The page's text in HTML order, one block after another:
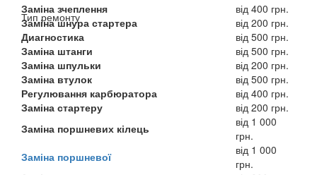
Тип ремонту
Заміна зчеплення
від 400 грн.
Заміна шнура стартера
від 200 грн.
Диагностика
від 500 грн.
Заміна штанги
від 500 грн.
Заміна шпульки
від 200 грн.
Заміна втулок
від 500 грн.
Регулювання карбюратора
від 400 грн.
Заміна стартеру
від 200 грн.
Заміна поршневих кілець
від 1 000
грн.
Заміна поршневої
від 1 000
грн.